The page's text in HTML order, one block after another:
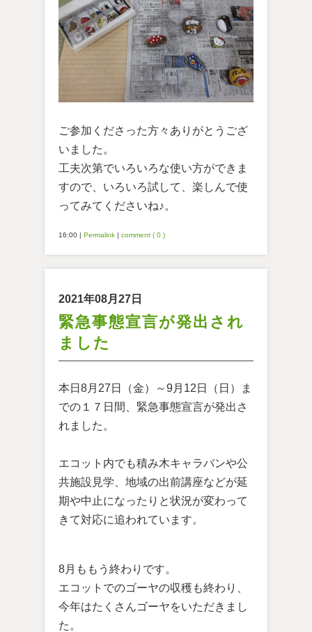
ご参加くださった方々ありがとうござ
いました。
工夫次第でいろいろな使い方ができま
すので、いろいろ試して、楽しんで使
ってみてくださいね♪。
16:00 | Permalink | comment ( 0 )
2021年08月27日
緊急事態宣言が発出され
ました
本日8月27日（金）～9月12日（日）ま
での１７日間、緊急事態宣言が発出さ
れました。
エコット内でも積み木キャラバンや公
共施設見学、地域の出前講座などが延
期や中止になったりと状況が変わって
きて対応に追われています。
8月ももう終わりです。
エコットでのゴーヤの収穫も終わり、
今年はたくさんゴーヤをいただきまし
た。